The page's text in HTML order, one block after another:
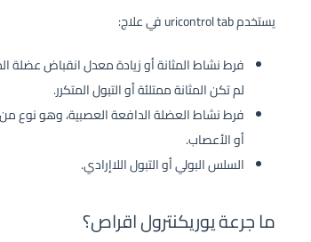
يستخدم uricontrol tab في علاج:
فرط نشاط المثانة أو زيادة معدل انقباض عضلة
لم تكن المثانة ممتلئة أو التبول المتكرر.
فرط نشاط العضلة الدافعة العصبية، وهو نوع من
أو الأعصاب.
السلس البولي أو التبول اللاإرادي.
ما جرعة يوريكنترول اقراص؟